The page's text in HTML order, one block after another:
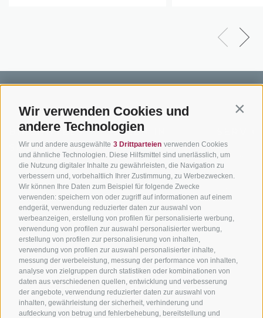
Wir verwenden Cookies und
andere Technologien
Wir und andere ausgewählte 3 Drittparteien verwenden Cookies
und ähnliche Technologien. Diese Hilfsmittel sind unerlässlich, um
die Nutzung digitaler Inhalte zu gewährleisten, die Navigation zu
verbessern und, vorbehaltlich Ihrer Zustimmung, zu Werbezwecken.
Wir können Ihre Daten zum Beispiel für folgende Zwecke
verwenden: speichern von oder zugriff auf informationen auf einem
endgerät, verwendung reduzierter daten zur auswahl von
werbeanzeigen, erstellung von profilen für personalisierte werbung,
verwendung von profilen zur auswahl personalisierter werbung,
erstellung von profilen zur personalisierung von inhalten,
verwendung von profilen zur auswahl personalisierter inhalte,
messung der werbeleistung, messung der performance von inhalten,
analyse von zielgruppen durch statistiken oder kombinationen von
daten aus verschiedenen quellen, entwicklung und verbesserung
der angebote, verwendung reduzierter daten zur auswahl von
inhalten, gewährleistung der sicherheit, verhinderung und
aufdeckung von betrug und fehlerbehebung, bereitstellung und
BIKEHOTELS
SÜDTIROL
Hotels & Pakete
Urlaubspakete
Unsere Gutscheine
Hot Deals
Bike & Work
BIKEN IN
SÜDTIROL
Mountainbiken in
Südtirol
Rennradfahren in
Südtirol
Radwege in Südtirol
Bikeshops & Verleihe
Bike-Schulen
Tourenzentrale
Kontakt
Anreise
Zum